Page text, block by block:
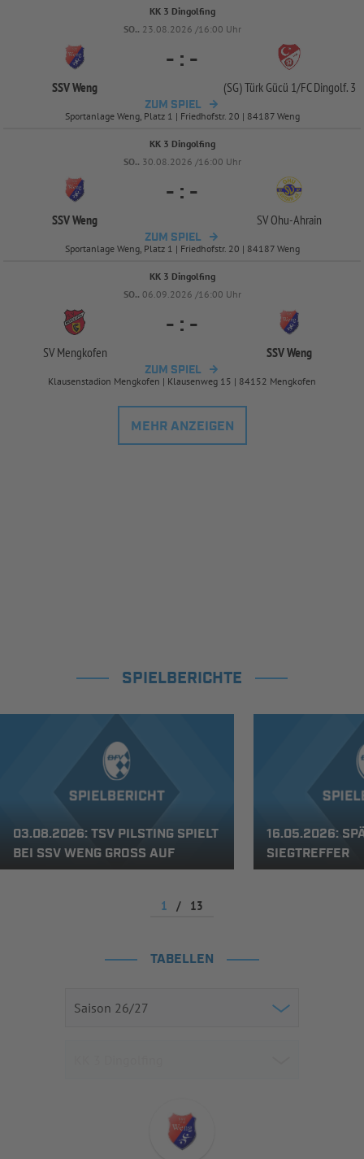
KK 3 Dingolfing
SO.. 23.08.2026 /16:00 Uhr
SSV Weng
- : -
(SG) Türk Gücü 1/FC Dingolf. 3
ZUM SPIEL
Sportanlage Weng, Platz 1 | Friedhofstr. 20 | 84187 Weng
KK 3 Dingolfing
SO.. 30.08.2026 /16:00 Uhr
SSV Weng
- : -
SV Ohu-Ahrain
ZUM SPIEL
Sportanlage Weng, Platz 1 | Friedhofstr. 20 | 84187 Weng
KK 3 Dingolfing
SO.. 06.09.2026 /16:00 Uhr
SV Mengkofen
- : -
SSV Weng
ZUM SPIEL
Klausenstadion Mengkofen | Klausenweg 15 | 84152 Mengkofen
MEHR ANZEIGEN
SPIELBERICHTE
03.08.2026: TSV PILSTING SPIELT
BEI SSV WENG GROSS AUF
16.05.2026:
SIEGTREFFER
1 / 13
TABELLEN